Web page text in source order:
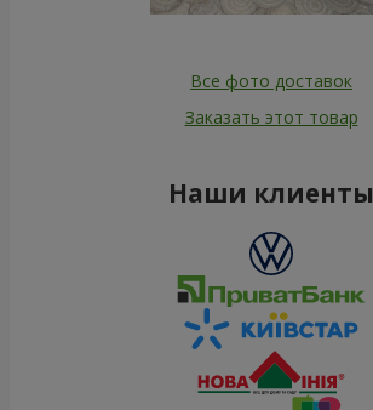
Все фото доставок
Заказать этот товар
Наши клиенты